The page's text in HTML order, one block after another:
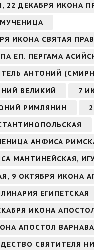
22 ДЕКАБРЯ
ИКОНА СВЯТАЯ
ЕП. ПЕРГАМА
АНТОНИЙ
ВЕЛИКИЙ
7
РИМЛЯНИН
АНФИСА
МАНТИНЕЙСКАЯ,
9 ОКТЯБРЯ ИКОНА
ЕГИПЕТСКАЯ
ИКОНА
АПОСТОЛ ВАРНАВА
СВЯТИТЕЛЯ